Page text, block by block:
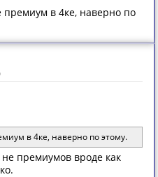
премиум в 4ке, наверно по
в 4ке, наверно по этому.
не премиумов вроде как